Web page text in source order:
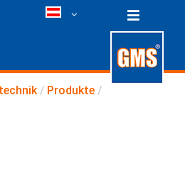
Toggle
/ Produkte /